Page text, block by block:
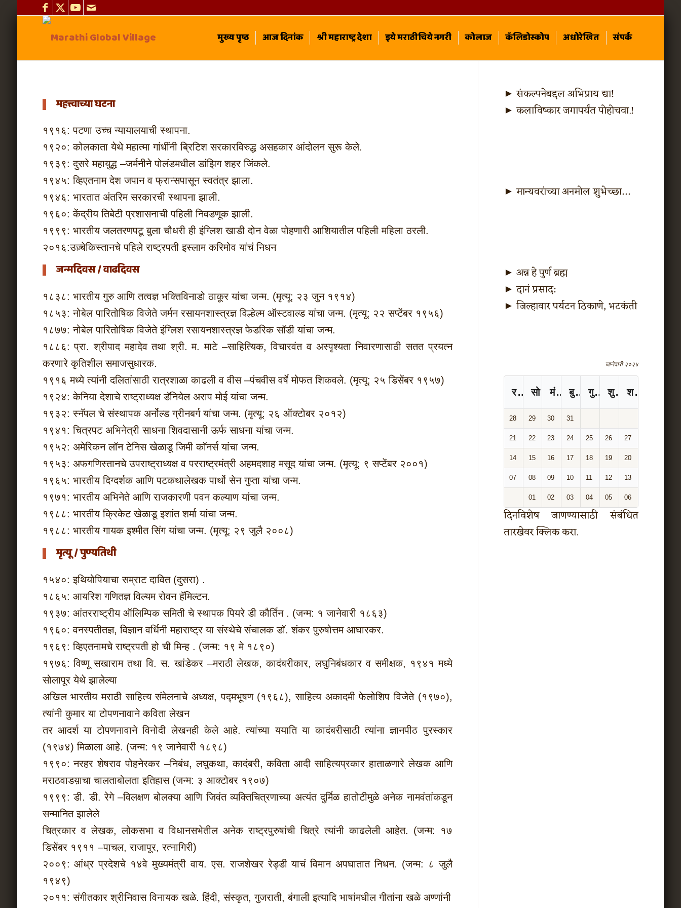
मुख्य पृष्ठ आज दिनांक श्री महाराष्ट्र देशा इये मराठीचिये नगरी कोलाज कॅलिडोस्कोप अधोरेखित संपर्क
महत्त्वाच्या घटना
१९१६: पटणा उच्च न्यायालयाची स्थापना.
१९२०: कोलकाता येथे महात्मा गांधींनी ब्रिटिश सरकारविरुद्ध असहकार आंदोलन सुरू केले.
१९३९: दुसरे महायुद्ध –जर्मनीने पोलंडमधील डांझिग शहर जिंकले.
१९४५: व्हिएतनाम देश जपान व फ्रान्सपासून स्वतंत्र झाला.
१९४६: भारतात अंतरिम सरकारची स्थापना झाली.
१९६०: केंद्रीय तिबेटी प्रशासनाची पहिली निवडणूक झाली.
१९९९: भारतीय जलतरणपटू बुला चौधरी ही इंग्लिश खाडी दोन वेळा पोहणारी आशियातील पहिली महिला ठरली.
२०१६:उज़्बेकिस्तानचे पहिले राष्ट्रपती इस्लाम करिमोव यांचं निधन
जन्मदिवस / वाढदिवस
१८३८: भारतीय गुरु आणि तत्वज्ञ भक्तिविनाडो ठाकूर यांचा जन्म. (मृत्यू: २३ जुन १९१४)
१८५३: नोबेल पारितोषिक विजेते जर्मन रसायनशास्त्रज्ञ विल्हेल्म ऑस्टवाल्ड यांचा जन्म. (मृत्यू: २२ सप्टेंबर १९५६)
१८७७: नोबेल पारितोषिक विजेते इंग्लिश रसायनशास्त्रज्ञ फेडरिक सॉडी यांचा जन्म.
१८८६: प्रा. श्रीपाद महादेव तथा श्री. म. माटे –साहित्यिक, विचारवंत व अस्पृश्यता निवारणासाठी सतत प्रयत्न
करणारे कृतिशील समाजसुधारक.
१९१६ मध्ये त्यांनी दलितांसाठी रात्रशाळा काढली व वीस –पंचवीस वर्षे मोफत शिकवले. (मृत्यू: २५ डिसेंबर १९५७)
१९२४: केनिया देशाचे राष्ट्राध्यक्ष डॅनियेल अराप मोई यांचा जन्म.
१९३२: स्नॅपल चे संस्थापक अर्नोल्ड ग्रीनबर्ग यांचा जन्म. (मृत्यू: २६ ऑक्टोबर २०१२)
१९४१: चित्रपट अभिनेत्री साधना शिवदासानी ऊर्फ साधना यांचा जन्म.
१९५२: अमेरिकन लॉन टेनिस खेळाडू जिमी कॉनर्स यांचा जन्म.
१९५३: अफगणिस्तानचे उपराष्ट्राध्यक्ष व परराष्ट्रमंत्री अहमदशाह मसूद यांचा जन्म. (मृत्यू: ९ सप्टेंबर २००१)
१९६५: भारतीय दिग्दर्शक आणि पटकथालेखक पार्थो सेन गुप्ता यांचा जन्म.
१९७१: भारतीय अभिनेते आणि राजकारणी पवन कल्याण यांचा जन्म.
१९८८: भारतीय क्रिकेट खेळाडू इशांत शर्मा यांचा जन्म.
१९८८: भारतीय गायक इश्मीत सिंग यांचा जन्म. (मृत्यू: २९ जुलै २००८)
मृत्यू / पुण्यतिथी
१५४०: इथियोपियाचा सम्राट दावित (दुसरा) .
१८६५: आयरिश गणितज्ञ विल्यम रोवन हॅमिल्टन.
१९३७: आंतरराष्ट्रीय ऑलिम्पिक समिती चे स्थापक पियरे डी कौर्तिन . (जन्म: १ जानेवारी १८६३)
१९६०: वनस्पतीतज्ञ, विज्ञान वर्धिनी महाराष्ट्र या संस्थेचे संचालक डॉ. शंकर पुरुषोत्तम आघारकर.
१९६९: व्हिएतनामचे राष्ट्रपती हो ची मिन्ह . (जन्म: १९ मे १८९०)
१९७६: विष्णू सखाराम तथा वि. स. खांडेकर –मराठी लेखक, कादंबरीकार, लघुनिबंधकार व समीक्षक, १९४१ मध्ये
सोलापूर येथे झालेल्या
अखिल भारतीय मराठी साहित्य संमेलनाचे अध्यक्ष, पद्मभूषण (१९६८), साहित्य अकादमी फेलोशिप विजेते (१९७०),
त्यांनी कुमार या टोपणनावाने कविता लेखन
तर आदर्श या टोपणनावाने विनोदी लेखनही केले आहे. त्यांच्या ययाति या कादंबरीसाठी त्यांना ज्ञानपीठ पुरस्कार
(१९७४) मिळाला आहे. (जन्म: १९ जानेवारी १८९८)
१९९०: नरहर शेषराव पोहनेरकर –निबंध, लघुकथा, कादंबरी, कविता आदी साहित्यप्रकार हाताळणारे लेखक आणि
मराठवाडय़ाचा चालताबोलता इतिहास (जन्म: ३ आक्टोबर १९०७)
१९९९: डी. डी. रेगे –विलक्षण बोलक्या आणि जिवंत व्यक्तिचित्रणाच्या अत्यंत दुर्मिळ हातोटीमुळे अनेक नामवंतांकडून
सन्मानित झालेले
चित्रकार व लेखक, लोकसभा व विधानसभेतील अनेक राष्ट्रपुरुषांची चित्रे त्यांनी काढलेली आहेत. (जन्म: १७
डिसेंबर १९११ –पाचल, राजापूर, रत्‍नागिरी)
२००९: आंध्र प्रदेशचे १४वे मुख्यमंत्री वाय. एस. राजशेखर रेड्डी याचं विमान अपघातात निधन. (जन्म: ८ जुलै
१९४९)
२०११: संगीतकार श्रीनिवास विनायक खळे. हिंदी, संस्कृत, गुजराती, बंगाली इत्यादि भाषांमधील गीतांना खळे अण्णांनी
► संकल्पनेबद्दल अभिप्राय द्या!
► कलाविष्कार जगापर्यंत पोहोचवा.!
► मान्यवरांच्या अनमोल शुभेच्छा…
► अन्न हे पुर्ण ब्रह्म
►दानं प्रसाद:
► जिल्हावार पर्यटन ठिकाणे, भटकंती
रविवार सोमवार मंगळवार बुधवार गुरुवार शुक्रवार शनिवार
जानेवारी २०२४
28 29 30 31
21 22 23 24 25 26 27
14 15 16 17 18 19 20
07 08 09 10 11 12 13
01 02 03 04 05 06
दिनविशेष जाणण्यासाठी संबंधित
तारखेवर क्लिक करा.